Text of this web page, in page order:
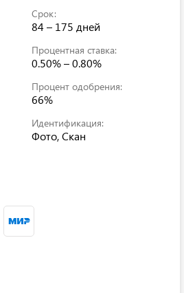
Срок:
84 – 175 дней
Процентная ставка:
0.50% – 0.80%
Процент одобрения:
66%
Идентификация:
Фото, Скан